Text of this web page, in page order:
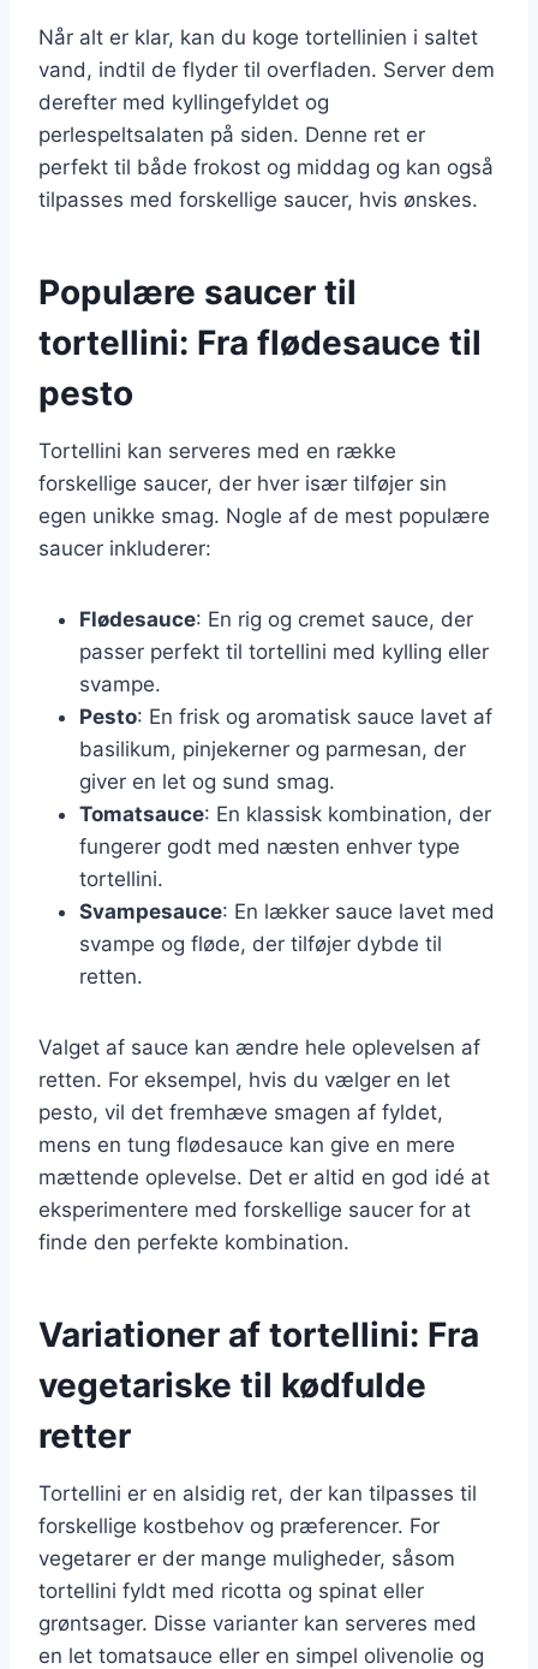
Når alt er klar, kan du koge tortellinien i saltet
vand, indtil de flyder til overfladen. Server dem
derefter med kyllingefyldet og
perlespeltsalaten på siden. Denne ret er
perfekt til både frokost og middag og kan også
tilpasses med forskellige saucer, hvis ønskes.
Populære saucer til
tortellini: Fra flødesauce til
pesto
Tortellini kan serveres med en række
forskellige saucer, der hver især tilføjer sin
egen unikke smag. Nogle af de mest populære
saucer inkluderer:
Flødesauce: En rig og cremet sauce, der
passer perfekt til tortellini med kylling eller
svampe.
Pesto: En frisk og aromatisk sauce lavet af
basilikum, pinjekerner og parmesan, der
giver en let og sund smag.
Tomatsauce: En klassisk kombination, der
fungerer godt med næsten enhver type
tortellini.
Svampesauce: En lækker sauce lavet med
svampe og fløde, der tilføjer dybde til
retten.
Valget af sauce kan ændre hele oplevelsen af
retten. For eksempel, hvis du vælger en let
pesto, vil det fremhæve smagen af fyldet,
mens en tung flødesauce kan give en mere
mættende oplevelse. Det er altid en god idé at
eksperimentere med forskellige saucer for at
finde den perfekte kombination.
Variationer af tortellini: Fra
vegetariske til kødfulde
retter
Tortellini er en alsidig ret, der kan tilpasses til
forskellige kostbehov og præferencer. For
vegetarer er der mange muligheder, såsom
tortellini fyldt med ricotta og spinat eller
grøntsager. Disse varianter kan serveres med
en let tomatsauce eller en simpel olivenolie og